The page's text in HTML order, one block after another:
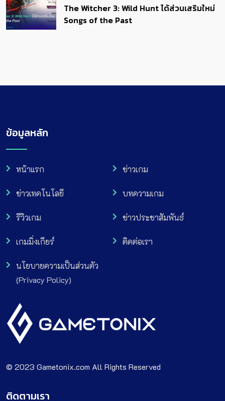
The Witcher 3: Wild Hunt ได้ส่วนเสริมใหม่
Songs of the Past
ข้อมูลหลัก
หน้าแรก ข่าวเกม
ข่าวเทคโนโลยี บทความเกม
รีวิวเกม ข่าวประชาสัมพันธ์
เกมมิ่งเกียร์ ติดต่อเรา
นโยบายความเป็นส่วนตัว
(Privacy Policy)
© 2023 Gametonix.com All Rights Reserved
ติดตามเรา